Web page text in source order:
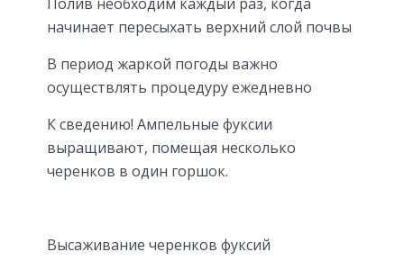
начинает пересыхать верхний слой почвы
В период жаркой погоды важно
осуществлять процедуру ежедневно
К сведению! Ампельные фуксии
выращивают, помещая несколько
черенков в один горшок.
Высаживание черенков фуксий